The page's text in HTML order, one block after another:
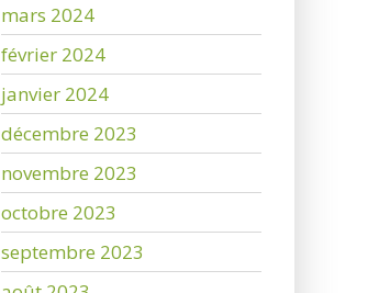
mars 2024
février 2024
janvier 2024
décembre 2023
novembre 2023
octobre 2023
septembre 2023